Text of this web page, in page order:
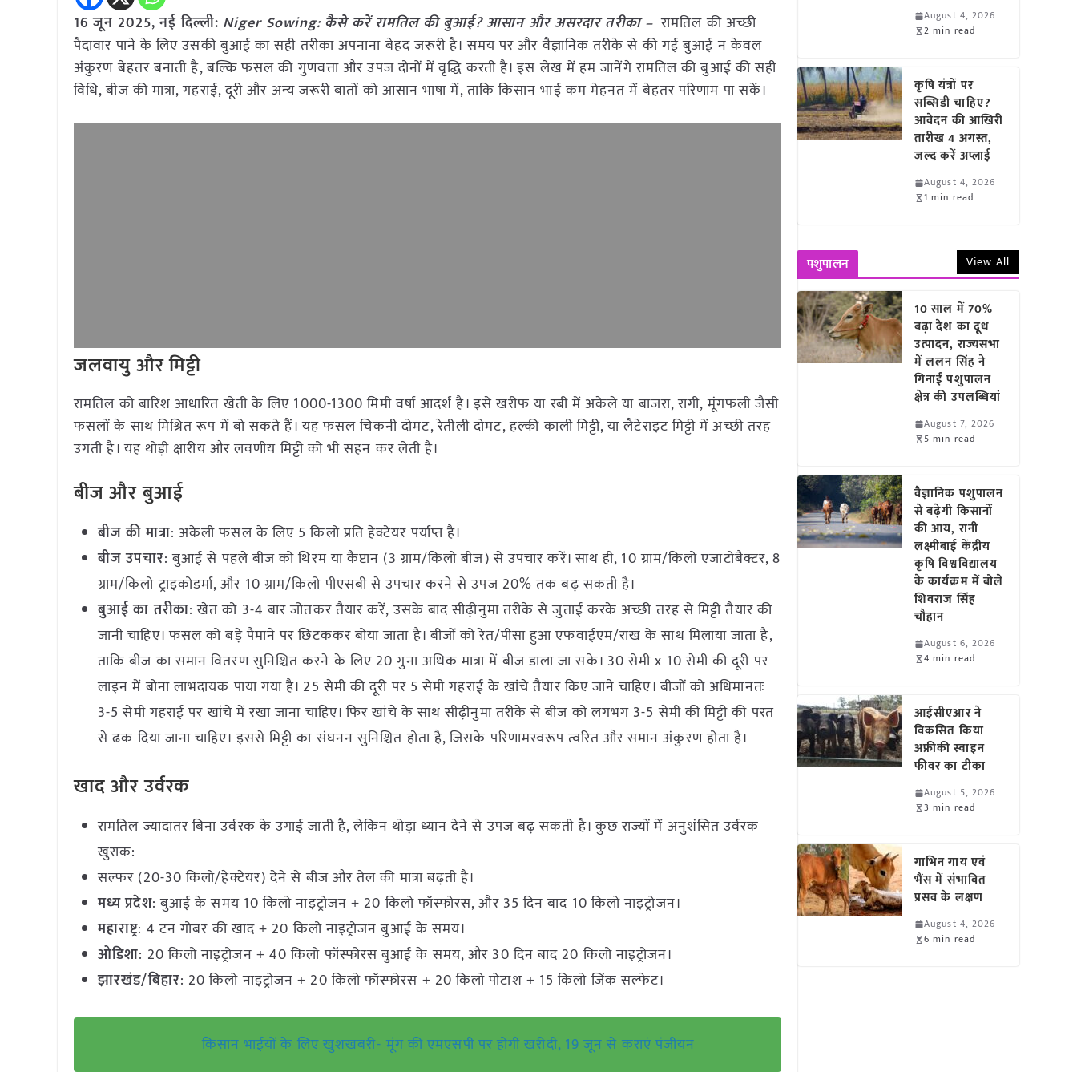
16 जून 2025, नई दिल्ली: Niger Sowing: कैसे करें रामतिल की बुआई? आसान और असरदार तरीका –रामतिल की अच्छी
पैदावार पाने के लिए उसकी बुआई का सही तरीका अपनाना बेहद जरूरी है। समय पर और वैज्ञानिक तरीके से की गई बुआई न केवल
अंकुरण बेहतर बनाती है, बल्कि फसल की गुणवत्ता और उपज दोनों में वृद्धि करती है। इस लेख में हम जानेंगे रामतिल की बुआई की सही
विधि, बीज की मात्रा, गहराई, दूरी और अन्य जरूरी बातों को आसान भाषा में, ताकि किसान भाई कम मेहनत में बेहतर परिणाम पा सकें।
जलवायु और मिट्टी
रामतिल को बारिश आधारित खेती के लिए 1000-1300 मिमी वर्षा आदर्श है। इसे खरीफ या रबी में अकेले या बाजरा, रागी, मूंगफली जैसी
फसलों के साथ मिश्रित रूप में बो सकते हैं। यह फसल चिकनी दोमट, रेतीली दोमट, हल्की काली मिट्टी, या लैटेराइट मिट्टी में अच्छी तरह
उगती है। यह थोड़ी क्षारीय और लवणीय मिट्टी को भी सहन कर लेती है।
बीज और बुआई
बीज की मात्रा: अकेली फसल के लिए 5 किलो प्रति हेक्टेयर पर्याप्त है।
बीज उपचार: बुआई से पहले बीज को थिरम या कैप्टान (3 ग्राम/किलो बीज) से उपचार करें। साथ ही, 10 ग्राम/किलो एजाटोबैक्टर, 8
ग्राम/किलो ट्राइकोडर्मा, और 10 ग्राम/किलो पीएसबी से उपचार करने से उपज 20% तक बढ़ सकती है।
बुआई का तरीका: खेत को 3-4 बार जोतकर तैयार करें, उसके बाद सीढ़ीनुमा तरीके से जुताई करके अच्छी तरह से मिट्टी तैयार की
जानी चाहिए। फसल को बड़े पैमाने पर छिटककर बोया जाता है। बीजों को रेत/पीसा हुआ एफवाईएम/राख के साथ मिलाया जाता है,
ताकि बीज का समान वितरण सुनिश्चित करने के लिए 20 गुना अधिक मात्रा में बीज डाला जा सके। 30 सेमी x 10 सेमी की दूरी पर
लाइन में बोना लाभदायक पाया गया है। 25 सेमी की दूरी पर 5 सेमी गहराई के खांचे तैयार किए जाने चाहिए। बीजों को अधिमानतः
3-5 सेमी गहराई पर खांचे में रखा जाना चाहिए। फिर खांचे के साथ सीढ़ीनुमा तरीके से बीज को लगभग 3-5 सेमी की मिट्टी की परत
से ढक दिया जाना चाहिए। इससे मिट्टी का संघनन सुनिश्चित होता है, जिसके परिणामस्वरूप त्वरित और समान अंकुरण होता है।
खाद और उर्वरक
रामतिल ज्यादातर बिना उर्वरक के उगाई जाती है, लेकिन थोड़ा ध्यान देने से उपज बढ़ सकती है। कुछ राज्यों में अनुशंसित उर्वरक
खुराक:
सल्फर (20-30 किलो/हेक्टेयर) देने से बीज और तेल की मात्रा बढ़ती है।
मध्य प्रदेश: बुआई के समय 10 किलो नाइट्रोजन + 20 किलो फॉस्फोरस, और 35 दिन बाद 10 किलो नाइट्रोजन।
महाराष्ट्र: 4 टन गोबर की खाद + 20 किलो नाइट्रोजन बुआई के समय।
ओडिशा: 20 किलो नाइट्रोजन + 40 किलो फॉस्फोरस बुआई के समय, और 30 दिन बाद 20 किलो नाइट्रोजन।
झारखंड/बिहार: 20 किलो नाइट्रोजन + 20 किलो फॉस्फोरस + 20 किलो पोटाश + 15 किलो जिंक सल्फेट।
किसान भाईयों के लिए खुशखबरी- मूंग की एमएसपी पर होगी खरीदी, 19 जून से कराएं पंजीयन
August 4, 2026
2 min read
कृषि यंत्रों पर
सब्सिडी चाहिए?
आवेदन की आखिरी
तारीख 4 अगस्त,
जल्द करें अप्लाई
August 4, 2026
1 min read
पशुपालन View All
10 साल में 70%
बढ़ा देश का दूध
उत्पादन, राज्यसभा
में ललन सिंह ने
गिनाईं पशुपालन
क्षेत्र की उपलब्धियां
August 7, 2026
5 min read
वैज्ञानिक पशुपालन
से बढ़ेगी किसानों
की आय, रानी
लक्ष्मीबाई केंद्रीय
कृषि विश्वविद्यालय
के कार्यक्रम में बोले
शिवराज सिंह
चौहान
August 6, 2026
4 min read
आईसीएआर ने
विकसित किया
अफ्रीकी स्वाइन
फीवर का टीका
August 5, 2026
3 min read
गाभिन गाय एवं
भैंस में संभावित
प्रसव के लक्षण
August 4, 2026
6 min read